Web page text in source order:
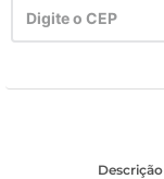
Descrição